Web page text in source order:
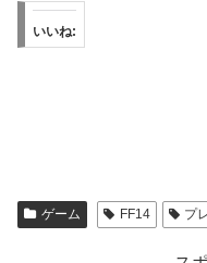
いいね:
ゲーム FF14 プ